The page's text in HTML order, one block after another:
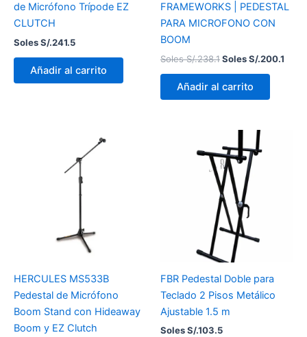
de Micrófono Trípode EZ
CLUTCH
Soles S/.241.5
Añadir al carrito
FRAMEWORKS | PEDESTAL
PARA MICROFONO CON
BOOM
Soles S/.238.1Soles S/.200.1
Añadir al carrito
HERCULES MS533B
Pedestal de Micrófono
Boom Stand con Hideaway
Boom y EZ Clutch
FBR Pedestal Doble para
Teclado 2 Pisos Metálico
Ajustable 1.5 m
Soles S/.103.5